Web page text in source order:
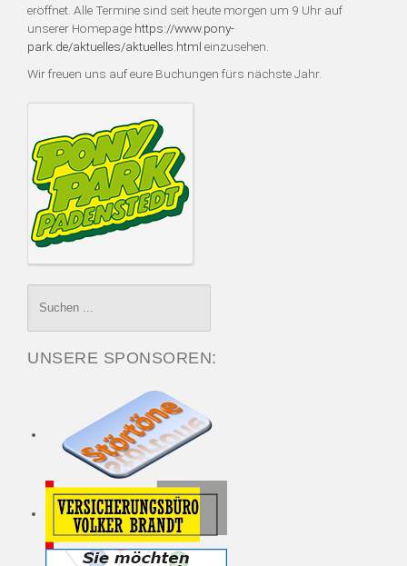
eröffnet. Alle Termine sind seit heute morgen um 9 Uhr auf
unserer Homepage https://www.pony-
park.de/aktuelles/aktuelles.html einzusehen.
Wir freuen uns auf eure Buchungen fürs nächste Jahr.
UNSERE SPONSOREN: